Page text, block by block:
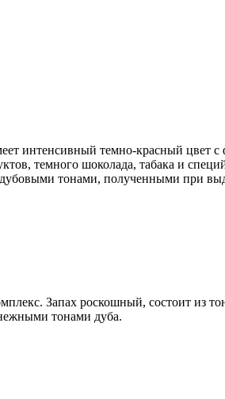
интенсивный темно-красный цвет
темного шоколада, табака и
тонами, полученными при
Запах роскошный, состоит из
тонами дуба.